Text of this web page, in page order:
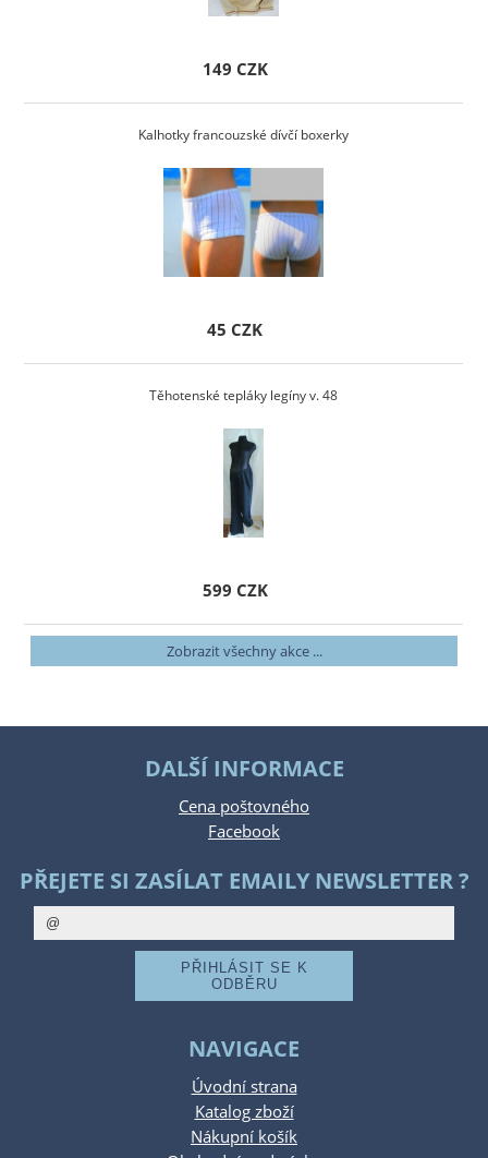
149 CZK
Kalhotky francouzské dívčí boxerky
45 CZK
Těhotenské tepláky legíny v. 48
599 CZK
Zobrazit všechny akce ...
DALŠÍ INFORMACE
Cena poštovného
Facebook
PŘEJETE SI ZASÍLAT EMAILY NEWSLETTER ?
NAVIGACE
Úvodní strana
Katalog zboží
Nákupní košík